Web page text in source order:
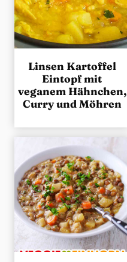
Linsen Kartoffel
Eintopf mit
veganem Hähnchen,
Curry und Möhren